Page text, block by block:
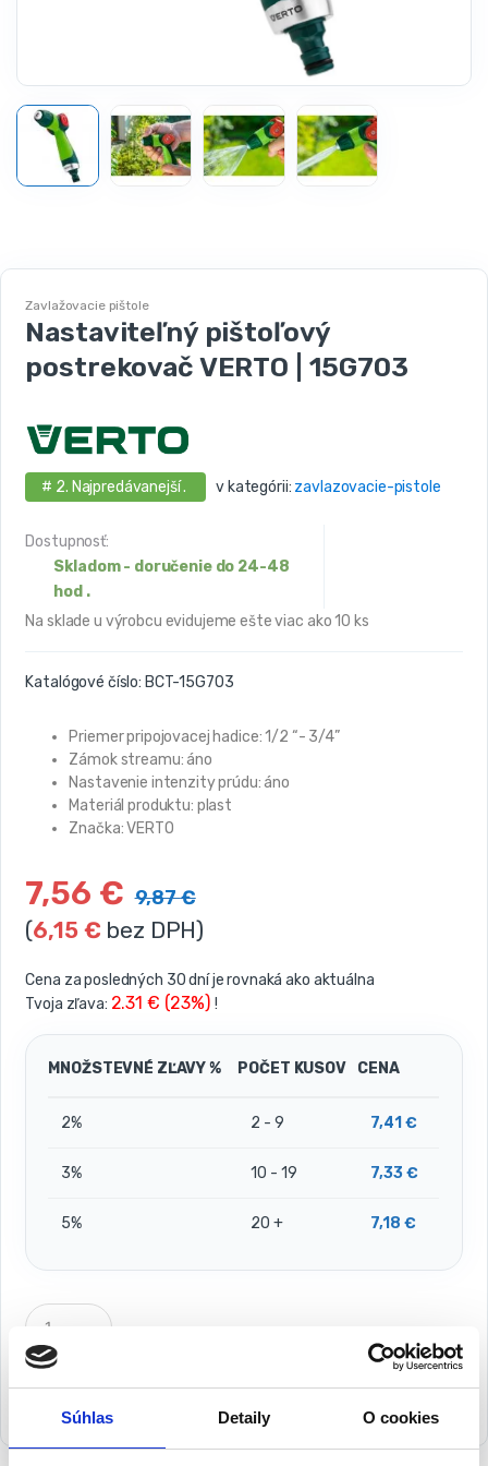
Súhlas Detaily O cookies
Zavlažovacie pištole
Nastaviteľný pištoľový
postrekovač VERTO | 15G703
# 2. Najpredávanejší . v kategórii: zavlazovacie-pistole
Dostupnosť:
Skladom - doručenie do 24-48
hod .
Na sklade u výrobcu evidujeme ešte viac ako 10 ks
Katalógové číslo: BCT-15G703
Priemer pripojovacej hadice: 1/2 “- 3/4”
Zámok streamu: áno
Nastavenie intenzity prúdu: áno
Materiál produktu: plast
Značka: VERTO
7,56 € 9,87€
(6,15 € bez DPH)
Cena za posledných 30 dní je rovnaká ako aktuálna
Tvoja zľava: 2.31 € (23%) !
MNOŽSTEVNÉ ZĽAVY % POČET KUSOV CENA
2% 2 - 9 7,41 €
3% 10 - 19 7,33€
5% 20 + 7,18 €
P
o
č
e
t
s
Pridať do košíka